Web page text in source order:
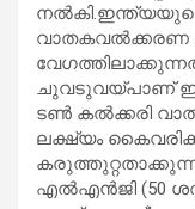
നൽകി.ഇന്ത്യയുടെ
വാതകവൽക്കരണ
ചുവടുവയ്പാണ് ഈ
ടൺ കൽക്കരി
ലക്ഷ്യം
എൽഎൻജി (50